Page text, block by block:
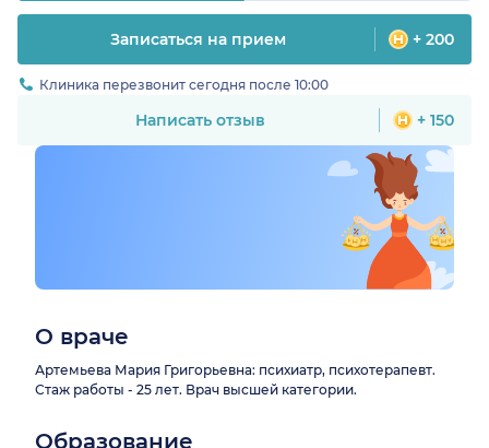
Записаться на прием + 200
Клиника перезвонит сегодня после 10:00
Написать отзыв + 150
О враче
Артемьева Мария Григорьевна: психиатр, психотерапевт.
Стаж работы - 25 лет. Врач высшей категории.
Образование